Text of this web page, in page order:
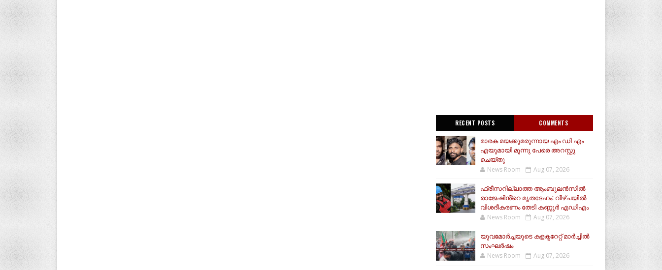
RECENT POSTS COMMENTS
മാരക മയക്കുമരുന്നായ എം ഡി എം
എയുമായി മൂന്നു പേരെ അറസ്റ്റു
ചെയ്തു
News Room Aug 07, 2026
ഫ്രീസറില്ലാത്ത ആംബുലൻസിൽ
രാജേഷിൻ്റെ മൃതദേഹം; വീഴ്ചയിൽ
വിശദീകരണം തേടി കണ്ണൂർ എഡിഎം
News Room Aug 07, 2026
യുവമോര്‍ച്ചയുടെ കളക്ടറേറ്റ് മാര്‍ച്ചില്‍
സംഘര്‍ഷം
News Room Aug 07, 2026